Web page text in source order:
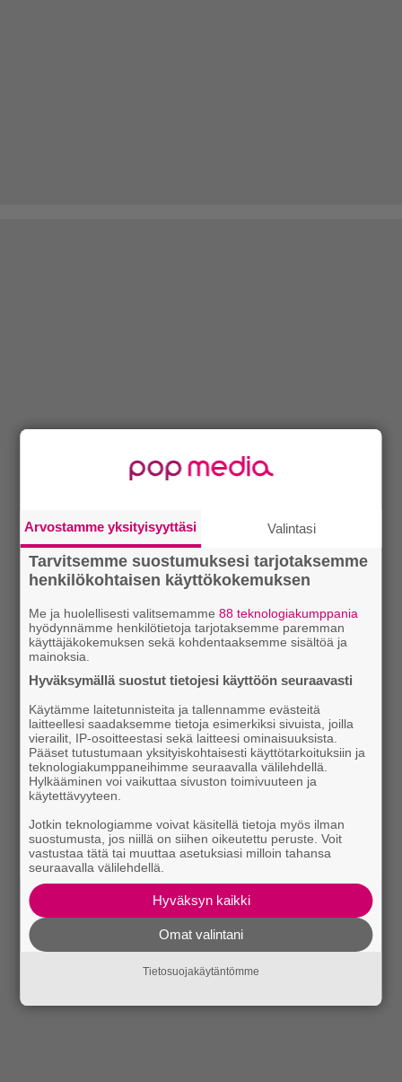
Arvostamme yksityisyyttäsi Valintasi
Tarvitsemme suostumuksesi tarjotaksemme
henkilökohtaisen käyttökokemuksen
Me ja huolellisesti valitsemamme88 teknologiakumppania
hyödynnämme henkilötietoja tarjotaksemme paremman
käyttäjäkokemuksen sekä kohdentaaksemme sisältöä ja
mainoksia.
Hyväksymällä suostut tietojesi käyttöön seuraavasti
Käytämme laitetunnisteita ja tallennamme evästeitä
laitteellesi saadaksemme tietoja esimerkiksi sivuista, joilla
vierailit, IP-osoitteestasi sekä laitteesi ominaisuuksista.
Pääset tutustumaan yksityiskohtaisesti käyttötarkoituksiin ja
teknologiakumppaneihimme seuraavalla välilehdellä.
Hylkääminen voi vaikuttaa sivuston toimivuuteen ja
käytettävyyteen.
Jotkin teknologiamme voivat käsitellä tietoja myös ilman
suostumusta, jos niillä on siihen oikeutettu peruste. Voit
vastustaa tätä tai muuttaa asetuksiasi milloin tahansa
seuraavalla välilehdellä.
Hyväksyn kaikki
Omat valintani
Tietosuojakäytäntömme